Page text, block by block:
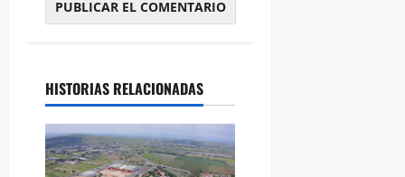
HISTORIAS RELACIONADAS